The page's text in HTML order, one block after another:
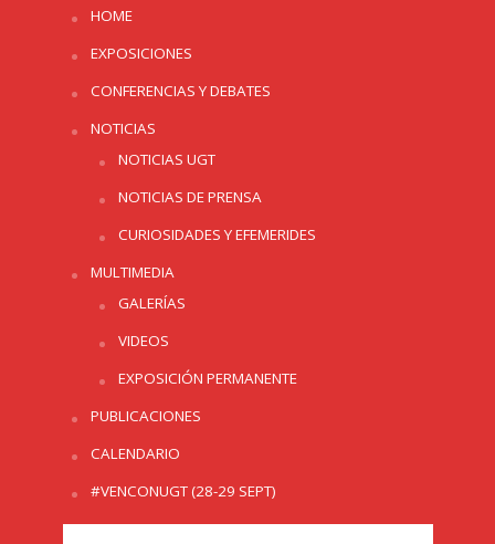
HOME
EXPOSICIONES
CONFERENCIAS Y DEBATES
NOTICIAS
NOTICIAS UGT
NOTICIAS DE PRENSA
CURIOSIDADES Y EFEMERIDES
MULTIMEDIA
GALERÍAS
VIDEOS
EXPOSICIÓN PERMANENTE
PUBLICACIONES
CALENDARIO
#VENCONUGT (28-29 SEPT)